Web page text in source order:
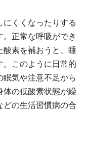
にくくなったりする
正常な呼吸ができ
酸素を補おうと、睡
。このように日常的
眠気や注意不足から
体の低酸素状態が繰
どの生活習慣病の合